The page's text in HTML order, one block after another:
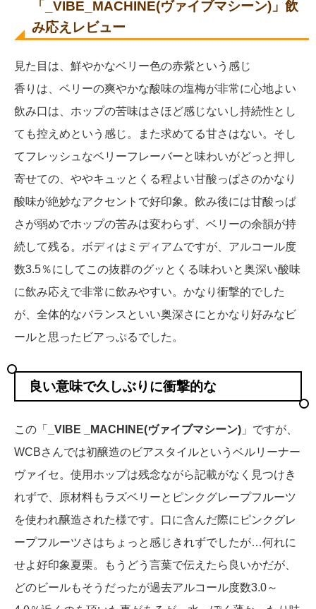
「 _VIBE_MACHINE(ヴァイブマシーン) 」飲
み応えレビュー
見た目は、鮮やかなベリー色の赤紫という感じ
香りは、ベリーの爽やかな酸味の塩梅が非常に心地よい
飲み口は、ホップの苦味はさほど感じないし持続性とし
ても控えめという感じ。また求めてる甘さはない。そし
てフレッシュなベリーフレーバーと味わいがどっと押し
寄せての、ややキュッとくる程よい甘酸っぱさのかなり
酸味が絶妙なアクセントで好印象。飲み後には甘酸っぱ
さが弱めでホップの苦みは変わらず、ベリーの余韻が持
続して残る。ボディはミディアムですが、アルコール度
数3.5％にしてこの抜群のグッとくる味わいと奥深い酸味
に飲み応えで非常に飲みやすい。かなり衝撃的でした
が、全体的なバランスといい奥深さにとかなり好みなビ
ールと思ったビアっぷるでした。
良い意味で久しぶりに衝撃的な
この「 _VIBE _MACHINE(ヴァイブマシーン) 」ですが、
WCBさんでは初醸造のビアスタイルというベルリーナー
ヴァイセ。使用ホップは残念ながら記載がなく見つけき
れずで、原材料もラズベリーとピンクグレープフルーツ
を使われ醸造された様です。口に含んだ際にピンクグレ
ープフルーツさはちょっと感じきれずでしたが…何れに
せよ好印象夏栗。もうどう言葉で伝えたら良いかだが、
どのビールもそうだったが過去アルコール度数3.0～